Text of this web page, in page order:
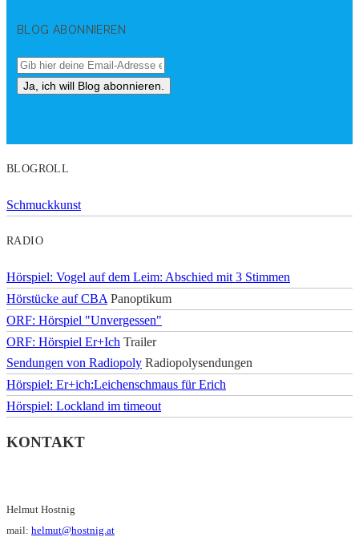
BLOG ABONNIEREN
BLOGROLL
Schmuckkunst
RADIO
Hörspiel: Vogel auf dem Leim: Abschied mit 3 Stimmen
Hörstücke auf CBA Panoptikum
ORF: Hörspiel "Unvergessen"
ORF: Hörspiel Er+Ich Trailer
Sendungen von Radiopoly Radiopolysendungen
Hörspiel: Er+ich:Leichenschmaus für Erich
Hörspiel: Lockland im timeout
KONTAKT
Helmut Hostnig
mail: helmut@hostnig.at